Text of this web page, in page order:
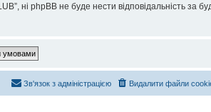
ні phpBB не буде нести відповідальність за
Видалити файли
Зв'язок з адміністрацією